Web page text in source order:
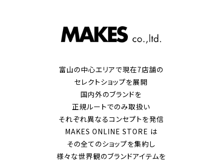
富山の中心エリアで現在7店舗の
セレクトショップを展開
国内外のブランドを
正規ルートでのみ取扱い
それぞれ異なるコンセプトを発信
MAKES ONLINE STORE は
その全てのショップを集約し
様々な世界観のブランドアイテムを